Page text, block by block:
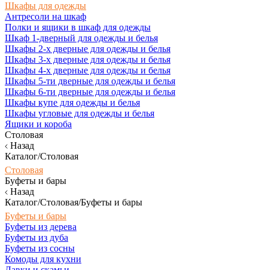
Шкафы для одежды
Антресоли на шкаф
Полки и ящики в шкаф для одежды
Шкаф 1-дверный для одежды и белья
Шкафы 2-х дверные для одежды и белья
Шкафы 3-х дверные для одежды и белья
Шкафы 4-х дверные для одежды и белья
Шкафы 5-ти дверные для одежды и белья
Шкафы 6-ти дверные для одежды и белья
Шкафы купе для одежды и белья
Шкафы угловые для одежды и белья
Ящики и короба
Столовая
Назад
Каталог/Столовая
Столовая
Буфеты и бары
Назад
Каталог/Столовая/Буфеты и бары
Буфеты и бары
Буфеты из дерева
Буфеты из дуба
Буфеты из сосны
Комоды для кухни